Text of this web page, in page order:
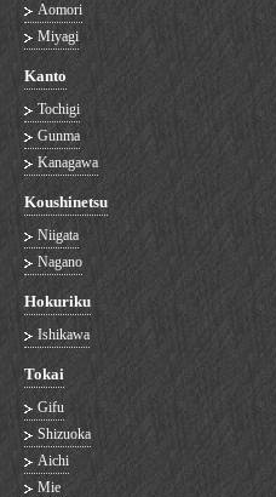
Aomori
Miyagi
Kanto
Tochigi
Gunma
Kanagawa
Koushinetsu
Niigata
Nagano
Hokuriku
Ishikawa
Tokai
Gifu
Shizuoka
Aichi
Mie